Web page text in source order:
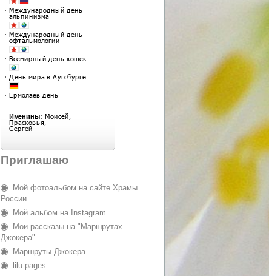
Приглашаю
Мой фотоальбом на сайте Храмы
России
Мой альбом на Instagram
Мои рассказы на "Маршрутах
Джокера"
Маршруты Джокера
lilu pages